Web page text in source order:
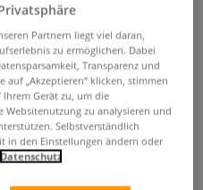
12
Serie 12,
des Filbertpinsel
Partnern liegt viel daran,
zu ermöglichen. Dabei
Transparenz und
auf „Akzeptieren“ klicken, stimmen
Gerät zu, um die
Websitenutzung zu analysieren und
Selbstverständlich
in den Einstellungen ändern oder
Datenschutz